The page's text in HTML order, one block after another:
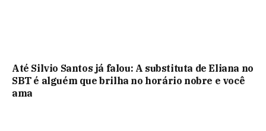
Até Silvio Santos já falou: A substituta de Eliana no
SBT é alguém que brilha no horário nobre e você
ama